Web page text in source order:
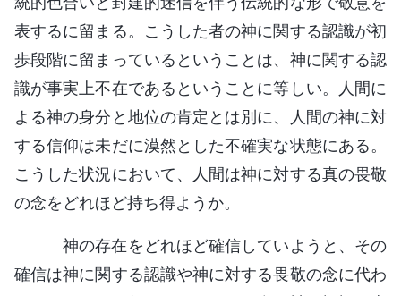
表するに留まる。こうした者の神に関する認識が初
歩段階に留まっているということは、神に関する認
識が事実上不在であるということに等しい。人間に
よる神の身分と地位の肯定とは別に、人間の神に対
する信仰は未だに漠然とした不確実な状態にある。
こうした状況において、人間は神に対する真の畏敬
の念をどれほど持ち得ようか。
神の存在をどれほど確信していようと、その
確信は神に関する認識や神に対する畏敬の念に代わ